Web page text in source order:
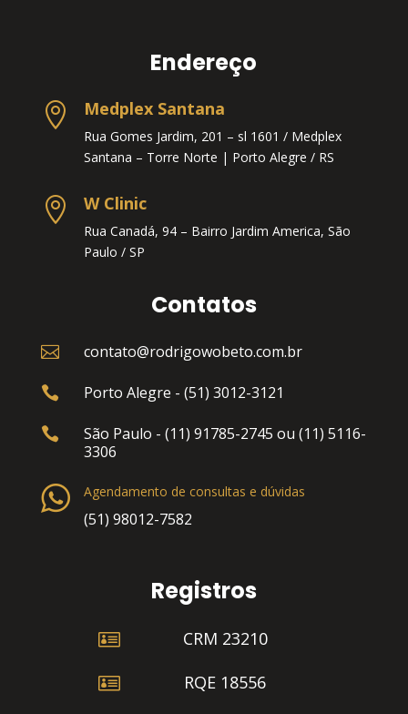
Endereço
 Medplex Santana
Rua Gomes Jardim, 201 – sl 1601 / Medplex
Santana – Torre Norte | Porto Alegre / RS
 W Clinic
Rua Canadá, 94 – Bairro Jardim America, São
Paulo / SP
Contatos
 contato@rodrigowobeto.com.br
 Porto Alegre - (51) 3012-3121

São Paulo - (11) 91785-2745 ou (11) 5116-
3306
Agendamento de consultas e dúvidas
(51) 98012-7582
Registros
 CRM 23210
 RQE 18556